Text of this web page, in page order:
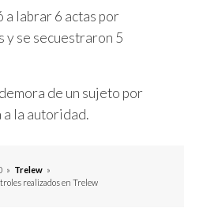
a labrar 6 actas por
y se secuestraron 5
de un sujeto por
la autoridad.
» Trelew »
realizados en Trelew